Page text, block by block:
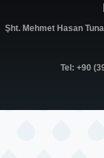
Şht. Mehmet Hasan
Tel: +90